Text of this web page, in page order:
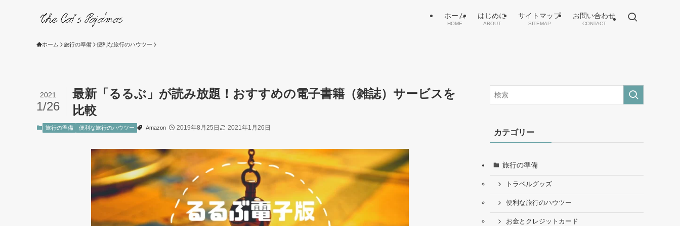
ホーム
HOME
はじめに
ABOUT
サイトマップ
SITEMAP
お問い合わせ
CONTACT
ホーム 旅行の準備 便利な旅行のハウツー
最新「るるぶ」が読み放題！おすすめの電子書籍（雑誌）サービスを
比較
2021
1/26
旅行の準備 便利な旅行のハウツー Amazon 2019年8月25日 2021年1月26日
カテゴリー
旅行の準備
トラベルグッズ
便利な旅行のハウツー
お金とクレジットカード